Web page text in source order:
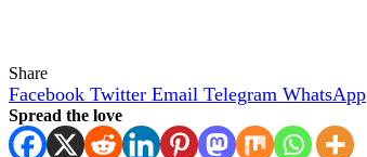
Share
Facebook Twitter Email Telegram WhatsApp
Spread the love